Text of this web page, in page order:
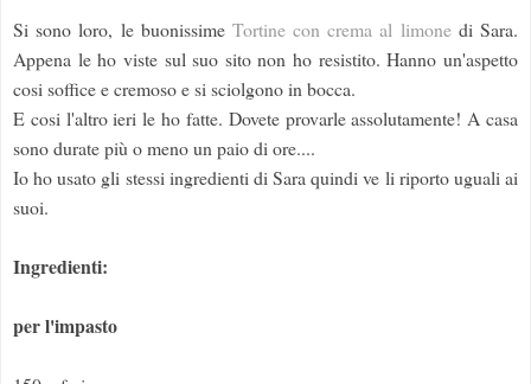
Si sono loro, le buonissime Tortine con crema al limonedi Sara.
Appena le ho viste sul suo sito non ho resistito. Hanno un'aspetto
cosi soffice e cremoso e si sciolgono in bocca.
E cosi l'altro ieri le ho fatte. Dovete provarle assolutamente! A casa
sono durate più o meno un paio di ore....
Io ho usato gli stessi ingredienti di Sara quindi ve li riporto uguali ai
suoi.
Ingredienti:
per l'impasto